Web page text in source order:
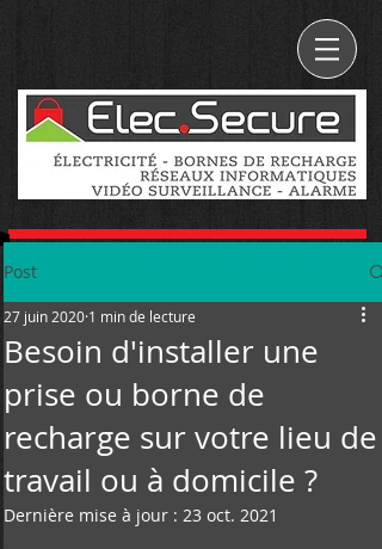
Post
Besoin d'installer une
prise ou borne de
recharge sur votre lieu de
travail ou à domicile ?
27 juin 2020 1 min de lecture
Dernière mise à jour : 23 oct. 2021